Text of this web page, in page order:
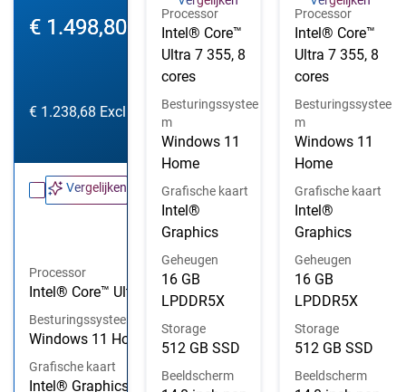
Prijs van Dell
€ 1.498,80
€ 1.238,68 Exclusief BTW
Vergelijken
Processor
Intel® Core™ Ultra 5 322, 6 cores
Besturingssysteem
Windows 11 Home
Grafische kaart
Intel® Graphics
Processor
Intel® Core™
Ultra 7 355, 8
cores
Besturingssystee
m
Windows 11
Home
Grafische kaart
Intel®
Graphics
Geheugen
16 GB
LPDDR5X
Storage
512 GB SSD
Beeldscherm
Processor
Intel® Core™
Ultra 7 355, 8
cores
Besturingssystee
m
Windows 11
Home
Grafische kaart
Intel®
Graphics
Geheugen
16 GB
LPDDR5X
Storage
512 GB SSD
Beeldscherm